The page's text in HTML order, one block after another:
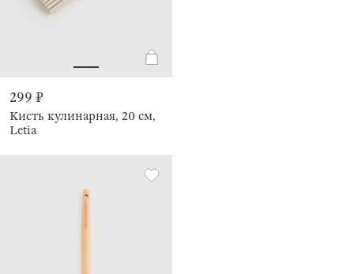
299 ₽
Кисть кулинарная, 20 см,
Letia